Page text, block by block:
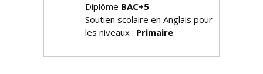
Diplôme BAC+5
Soutien scolaire en Anglais pour
les niveaux : Primaire